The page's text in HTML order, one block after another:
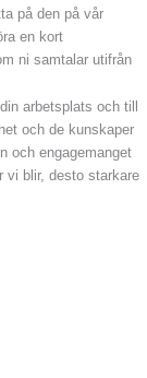
på den på vår
en kort
ni samtalar utifrån
arbetsplats och till
och de kunskaper
och engagemanget
vi blir, desto starkare